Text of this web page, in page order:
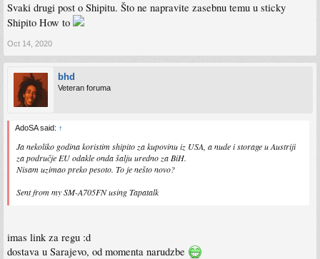
Svaki drugi post o Shipitu. Što ne napravite zasebnu temu u sticky
Shipito How to
Oct 14, 2020
bhd
Veteran foruma
AdoSA said: ↑
Ja nekoliko godina koristim shipito za kupovinu iz USA, a nude i storage u Austriji
za područje EU odakle onda šalju uredno za BiH.
Nisam uzimao preko pesoto. To je nešto novo?
Sent from my SM-A705FN using Tapatalk
imas link za regu :d
dostava u Sarajevo, od momenta narudzbe